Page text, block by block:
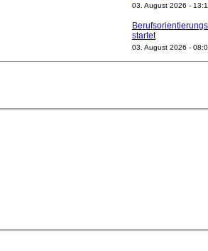
03. August 2026 -
startet
03. August 2026 -
Regensburger